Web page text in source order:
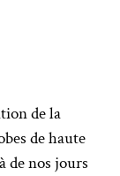
de la
de haute
de nos jours